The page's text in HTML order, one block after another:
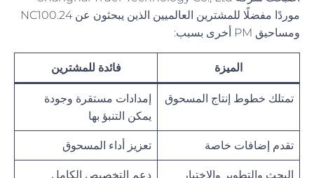
موردًا مفضلًا للمشترين العالميين الذين يبحثون عن NC100.24
ومساحيق PM أخرى بسبب:
الميزة فائدة للمشترين
تمتلك خطوط إنتاج المسحوق
إمدادات مستقرة وجودة
يمكن التنبؤ بها
تقدم إضافات خاصة تعزيز أداء المسحوق
البحث والتطوير والاختبار
دعم التخصيص الكامل